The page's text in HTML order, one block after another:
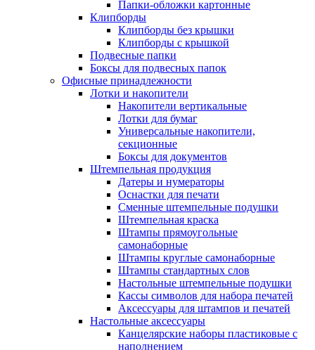
Папки-обложки картонные
Клипборды
Клипборды без крышки
Клипборды с крышкой
Подвесные папки
Боксы для подвесных папок
Офисные принадлежности
Лотки и накопители
Накопители вертикальные
Лотки для бумаг
Универсальные накопители,
секционные
Боксы для документов
Штемпельная продукция
Датеры и нумераторы
Оснастки для печати
Сменные штемпельные подушки
Штемпельная краска
Штампы прямоугольные
самонаборные
Штампы круглые самонаборные
Штампы стандартных слов
Настольные штемпельные подушки
Кассы символов для набора печатей
Аксессуары для штампов и печатей
Настольные аксессуары
Канцелярские наборы пластиковые с
наполнением